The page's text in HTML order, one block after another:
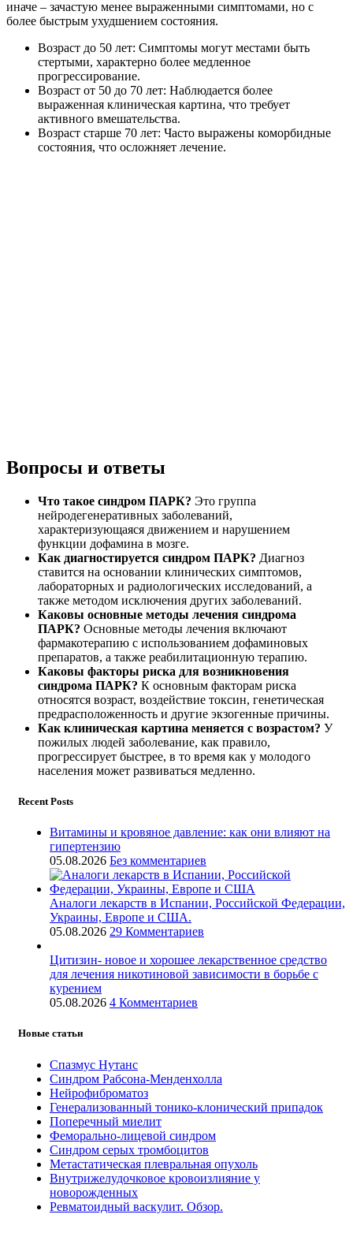
иначе – зачастую менее выраженными симптомами, но с
более быстрым ухудшением состояния.
Возраст до 50 лет: Симптомы могут местами быть
стертыми, характерно более медленное
прогрессирование.
Возраст от 50 до 70 лет: Наблюдается более
выраженная клиническая картина, что требует
активного вмешательства.
Возраст старше 70 лет: Часто выражены коморбидные
состояния, что осложняет лечение.
Вопросы и ответы
Что такое синдром ПАРК? Это группа
нейродегенеративных заболеваний,
характеризующаяся движением и нарушением
функции дофамина в мозге.
Как диагностируется синдром ПАРК? Диагноз
ставится на основании клинических симптомов,
лабораторных и радиологических исследований, а
также методом исключения других заболеваний.
Каковы основные методы лечения синдрома
ПАРК? Основные методы лечения включают
фармакотерапию с использованием дофаминовых
препаратов, а также реабилитационную терапию.
Каковы факторы риска для возникновения
синдрома ПАРК? К основным факторам риска
относятся возраст, воздействие токсин, генетическая
предрасположенность и другие экзогенные причины.
Как клиническая картина меняется с возрастом? У
пожилых людей заболевание, как правило,
прогрессирует быстрее, в то время как у молодого
населения может развиваться медленно.
Recent Posts
Витамины и кровяное давление: как они влияют на
гипертензию
05.08.2026 Без комментариев
Аналоги лекарств в Испании, Российской Федерации,
Украины, Европе и США.
05.08.2026 29 Комментариев
Цитизин- новое и хорошее лекарственное средство
для лечения никотиновой зависимости в борьбе с
курением
05.08.2026 4 Комментариев
Новые статьи
Спазмус Нутанс
Синдром Рабсона-Менденхолла
Нейрофиброматоз
Генерализованный тонико-клонический припадок
Поперечный миелит
Феморально-лицевой синдром
Синдром серых тромбоцитов
Метастатическая плевральная опухоль
Внутрижелудочковое кровоизлияние у
новорожденных
Ревматоидный васкулит. Обзор.